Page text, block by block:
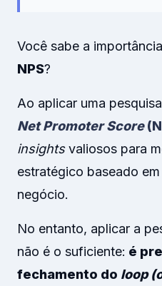
Você sabe a
NPS?
Ao aplicar uma
Net Promoter Score
insightsvaliosos para
estratégico baseado
negócio.
No entanto, aplicar a
não é o suficiente: é
fechamento do loop